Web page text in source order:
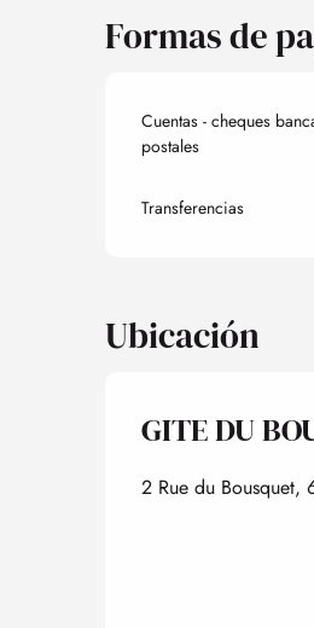
Formas de
Cuentas - cheques
postales
Transferencias
Ubicación
GITE DU
2 Rue du